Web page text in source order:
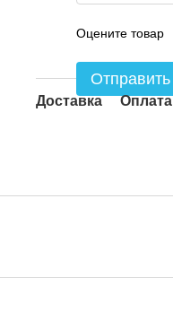
Оцените товар
Отправить
Доставка Оплата